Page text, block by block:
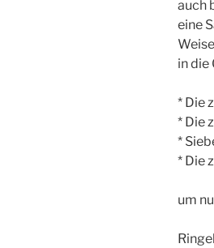
auch
eine
in die
* Die
* Die
*
* Die
um